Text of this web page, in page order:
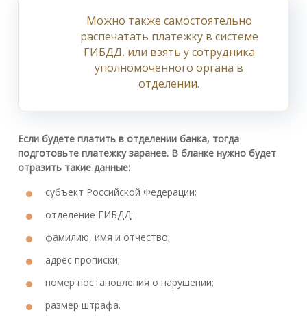
Можно также самостоятельно
распечатать платежку в системе
ГИБДД, или взять у сотрудника
уполномоченного органа в
отделении.
Если будете платить в отделении банка, тогда
подготовьте платежку заранее. В бланке нужно будет
отразить такие данные:
субъект Российской Федерации;
отделение ГИБДД;
фамилию, имя и отчество;
адрес прописки;
номер постановления о нарушении;
размер штрафа.